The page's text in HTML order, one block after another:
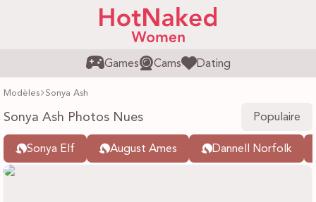
Games Cams Dating
Modèles Sonya Ash
Sonya Ash Photos Nues Populaire
Sonya Elf August Ames Dannell Norfolk